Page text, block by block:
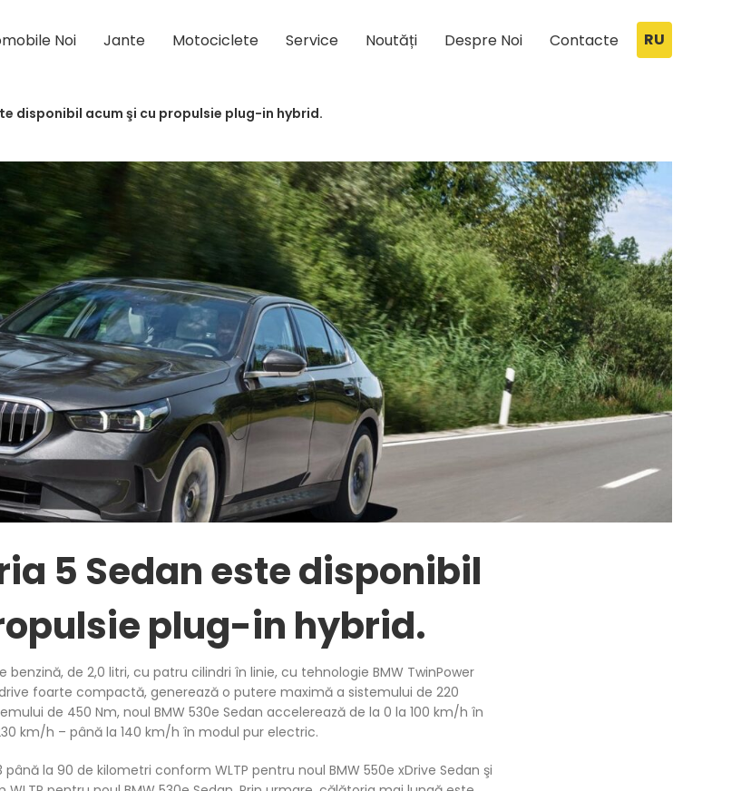
Noi Jante Motociclete Service Noutăți Despre Noi Contacte RU
disponibil acum şi cu propulsie plug-in hybrid.
5 Sedan este disponibil
plug-in hybrid.
benzină, de 2,0 litri, cu patru cilindri în linie, cu tehnologie BMW TwinPower
foarte compactă, generează o putere maximă a sistemului de 220
de 450 Nm, noul BMW 530e Sedan accelerează de la 0 la 100 km/h în
km/h – până la 140 km/h în modul pur electric.
la 90 de kilometri conform WLTP pentru noul BMW 550e xDrive Sedan şi